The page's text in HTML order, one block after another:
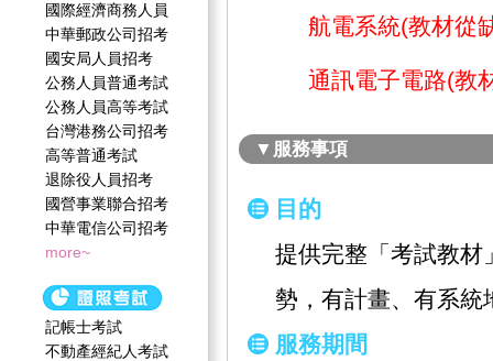
國際經濟商務人員
中華郵政公司招考
國安局人員招考
公務人員普通考試
公務人員高等考試
台灣港務公司招考
高等普通考試
退除役人員招考
國營事業聯合招考
中華電信公司招考
more~
記帳士考試
不動產經紀人考試
航電系統(教材從
通訊電子電路(教
▼服務事項
目的
提供完整「考試教材
勢，有計畫、有系統
服務期間